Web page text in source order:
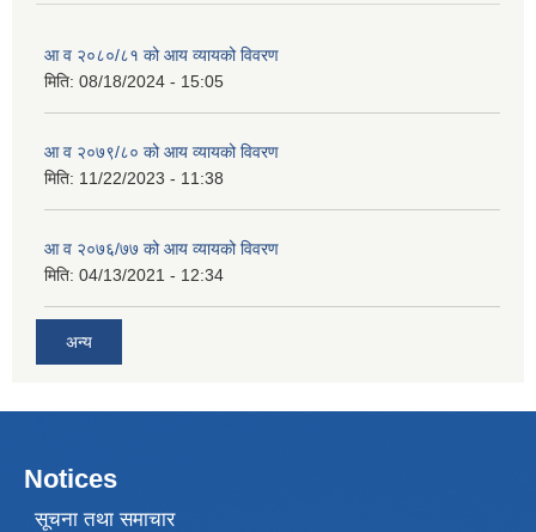
आ व २०८०/८१ को आय व्यायको विवरण
मिति: 08/18/2024 - 15:05
आ व २०७९/८० को आय व्यायको विवरण
मिति: 11/22/2023 - 11:38
आ व २०७६/७७ को आय व्यायको विवरण
मिति: 04/13/2021 - 12:34
अन्य
Notices
सूचना तथा समाचार